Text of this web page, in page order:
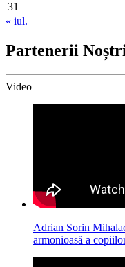
31
« iul.
Partenerii
Video
Adrian Sorin
armonioasă a